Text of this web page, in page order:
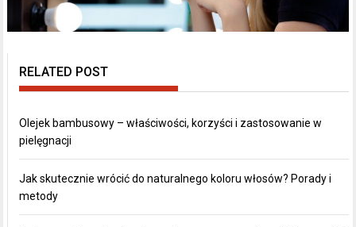
RELATED POST
Olejek bambusowy – właściwości, korzyści i zastosowanie w
pielęgnacji
Jak skutecznie wrócić do naturalnego koloru włosów? Porady i
metody